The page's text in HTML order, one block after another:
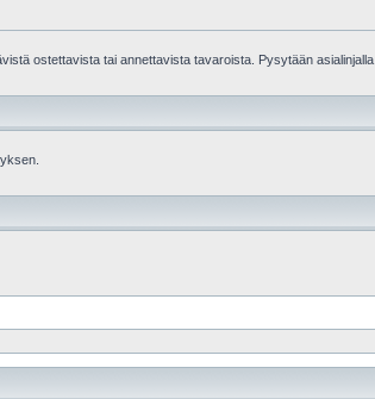
ostettavista tai annettavista tavaroista. Pysytään asialinjalla.